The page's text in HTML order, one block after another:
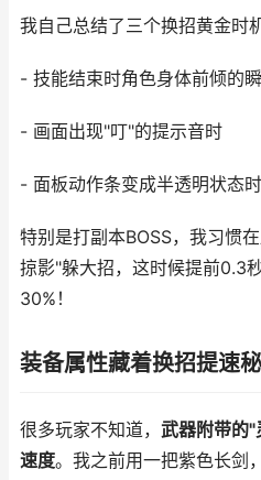
我自己总结了三个换招黄金时机
- 技能结束时角色身体前倾的
- 画面出现"叮"的提示音时
- 面板动作条变成半透明状态时
特别是打副本BOSS，我习惯
掠影"躲大招，这时候提前0.3
30%！
装备属性藏着换招提速
很多玩家不知道， 武器附带的"
速度。我之前用一把紫色长剑